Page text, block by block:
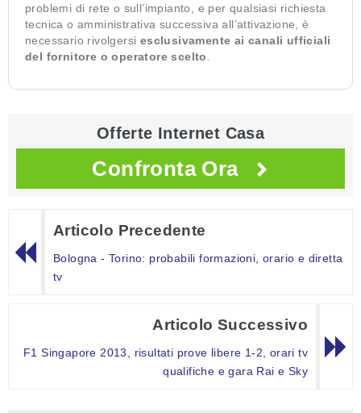
problemi di rete o sull’impianto, e per qualsiasi richiesta
tecnica o amministrativa successiva all’attivazione, è
necessario rivolgersi esclusivamente ai canali ufficiali
del fornitore o operatore scelto
Offerte Internet Casa
Confronta Ora
Articolo Precedente
Bologna - Torino: probabili formazioni, orario e diretta
tv
Articolo Successivo
F1 Singapore 2013, risultati prove libere 1-2, orari tv
qualifiche e gara Rai e Sky